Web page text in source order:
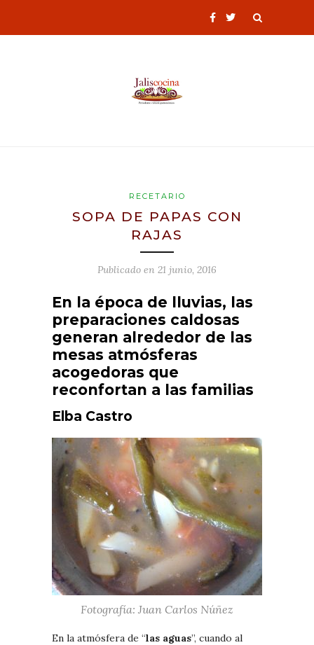
RECETARIO
SOPA DE PAPAS CON
RAJAS
Publicado en 21 junio, 2016
En la época de lluvias, las
preparaciones caldosas
generan alrededor de las
mesas atmósferas
acogedoras que
reconfortan a las familias
Elba Castro
Fotografía: Juan Carlos Núñez
En la atmósfera de “las aguas”, cuando al